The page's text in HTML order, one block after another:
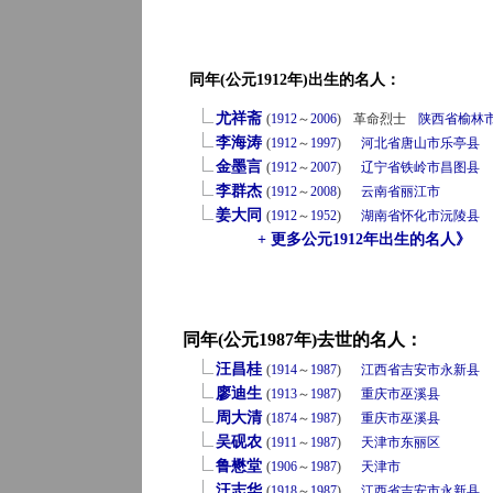
同年(公元1912年)出生的名人：
尤祥斋 (1912～2006) 革命烈士 陕西省榆林
李海涛 (1912～ 1997) 河北省唐山市乐亭县
金墨言 (1912～2007) 辽宁省铁岭市昌图县
李群杰 (1912～2008) 云南省丽江市
姜大同 (1912～ 1952) 湖南省怀化市沅陵县
+ 更多公元1912年出生的名人》
同年(公元1987年)去世的名人：
汪昌桂 (1914～ 1987) 江西省吉安市永新县
廖迪生 (1913～ 1987) 重庆市巫溪县
周大清 (1874～ 1987) 重庆市巫溪县
吴砚农 (1911～ 1987) 天津市东丽区
鲁懋堂 (1906～ 1987) 天津市